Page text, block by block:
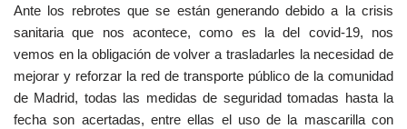
Ante los rebrotes que se están generando debido a la crisis
sanitaria que nos acontece, como es la del covid-19, nos
vemos en la obligación de volver a trasladarles la necesidad de
mejorar y reforzar la red de transporte público de la comunidad
de Madrid, todas las medidas de seguridad tomadas hasta la
fecha son acertadas, entre ellas el uso de la mascarilla con